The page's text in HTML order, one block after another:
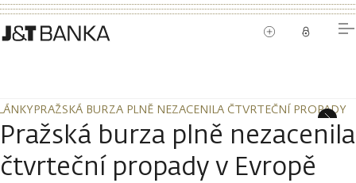
PRAŽSKÁ BURZA PLNĚ NEZACENILA ČTVRTEČNÍ PROPADY
PRAŽSKÁ BURZA PLNĚ NEZACENILA ČTVRTEČNÍ PROPADY
Pražská burza plně nezacenila
čtvrteční propady v Evropě